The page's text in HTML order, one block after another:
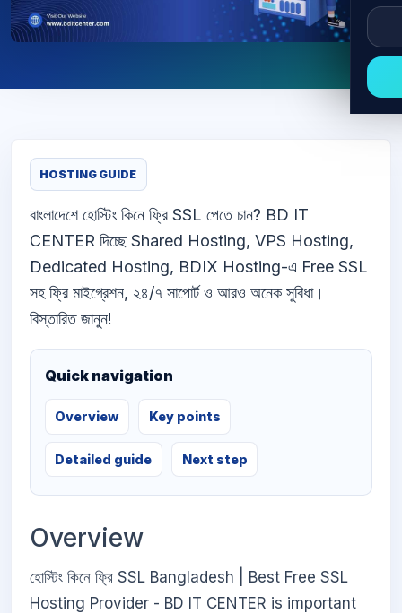
HOSTING GUIDE
বাংলাদেশে হোস্টিং কিনে ফ্রি SSL পেতে চান? BD IT
CENTER দিচ্ছে Shared Hosting, VPS Hosting,
Dedicated Hosting, BDIX Hosting-এ Free SSL
সহ ফ্রি মাইগ্রেশন, ২৪/৭ সাপোর্ট ও আরও অনেক সুবিধা।
বিস্তারিত জানুন!
Quick navigation
Overview Key points
Detailed guide Next step
Overview
হোস্টিং কিনে ফ্রি SSL Bangladesh | Best Free SSL
Hosting Provider - BD IT CENTER is important